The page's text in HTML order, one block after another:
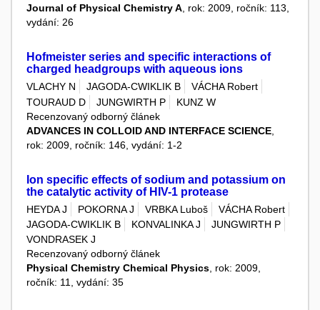
Journal of Physical Chemistry A , rok: 2009, ročník: 113,
vydání: 26
Hofmeister series and specific interactions of
charged headgroups with aqueous ions
VLACHY N JAGODA-CWIKLIK B
VÁCHA Robert
TOURAUD D
JUNGWIRTH P
KUNZ W
Recenzovaný odborný článek
ADVANCES IN COLLOID AND INTERFACE SCIENCE
rok: 2009, ročník: 146, vydání: 1-2
Ion specific effects of sodium and potassium on
the catalytic activity of HIV-1 protease
HEYDA J POKORNA J VRBKA Luboš
VÁCHA Robert
JAGODA-CWIKLIK B
KONVALINKA J
JUNGWIRTH P
VONDRASEK J
Recenzovaný odborný článek
Physical Chemistry Chemical Physics, rok: 2009,
ročník: 11, vydání: 35